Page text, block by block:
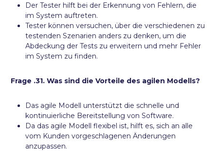
Der Tester hilft bei der Erkennung von Fehlern, die
im System auftreten.
Tester können versuchen, über die verschiedenen zu
testenden Szenarien anders zu denken, um die
Abdeckung der Tests zu erweitern und mehr Fehler
im System zu finden.
Frage .31. Was sind die Vorteile des agilen Modells?
Das agile Modell unterstützt die schnelle und
kontinuierliche Bereitstellung von Software.
Da das agile Modell flexibel ist, hilft es, sich an alle
vom Kunden vorgeschlagenen Änderungen
anzupassen.